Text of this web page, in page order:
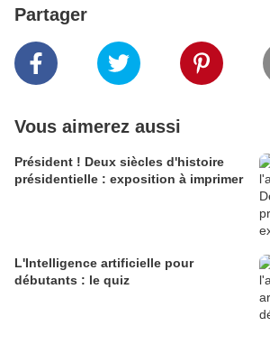
Partager
Vous aimerez aussi
Président ! Deux siècles d'histoire
présidentielle : exposition à imprimer
L'Intelligence artificielle pour
débutants : le quiz